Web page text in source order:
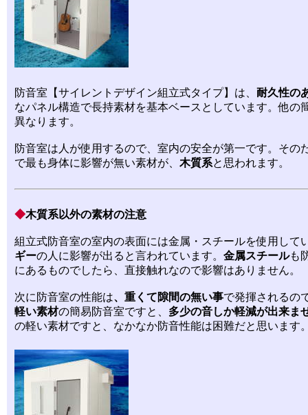
防音室【サイレントデザイン組立式タイプ】は、 耐久性の
なパネル構造で長持素材を基本ベースとしています。他の
異なります。
防音室は人が使用するので、室内の安全が第一です。その
で最も身体に影響が無い素材が、 木質系と思われます。
◆木質系以外の素材の注意
組立式防音室の室内の表面には金属・スチールを使用して
ギーの人に影響が出ると言われています。 金属スチールも
にあるものでしたら、直接触れなので影響はありません。
次に防音室の性能は、重くて隙間の無い事で発揮されるの
軽い素材の簡易防音室ですと、 多少の音しか軽減が出来ま
の軽い素材ですと、なかなか防音性能は困難だと思います